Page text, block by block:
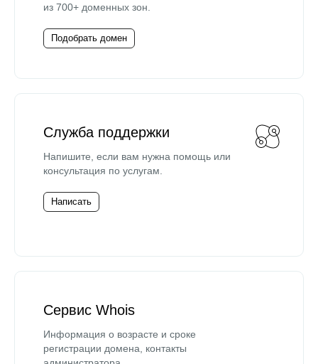
из 700+ доменных зон.
Подобрать домен
Служба поддержки
Напишите, если вам нужна помощь или
консультация по услугам.
Написать
Сервис Whois
Информация о возрасте и сроке
регистрации домена, контакты